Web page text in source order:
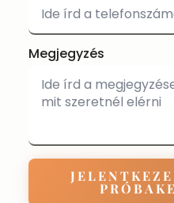
Megjegyzés
JELENTKEZEK EMS-